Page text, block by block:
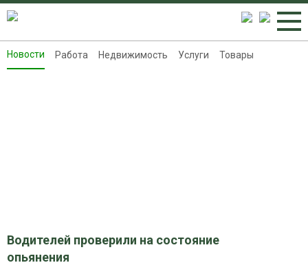
Новости
Новости Работа Недвижимость Услуги Товары
Водителей проверили на состояние
опьянения